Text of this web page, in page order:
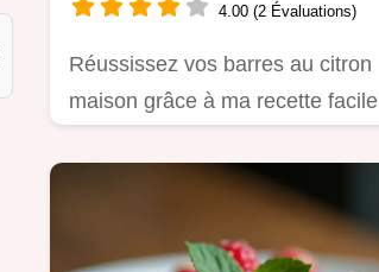
4.00 (2 Évaluations)
Réussissez vos barres au citron
maison grâce à ma recette facile